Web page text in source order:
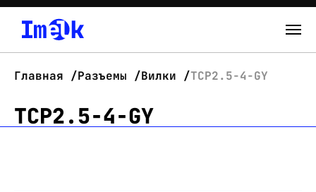
Главная Разъемы Вилки TCP2.5-4-GY
TCP2.5-4-GY